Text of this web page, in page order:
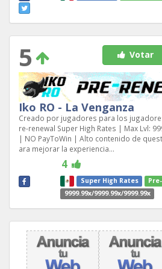
5 Votar
Iko RO - La Venganza
Creado por jugadores para los
re-renewal Super High Rates | Max Lvl:
| NO PayToWin | Alto contenido de
ara mejorar la experiencia...
4
Super High Rates
9999.99x/9999.99x/9999.99x